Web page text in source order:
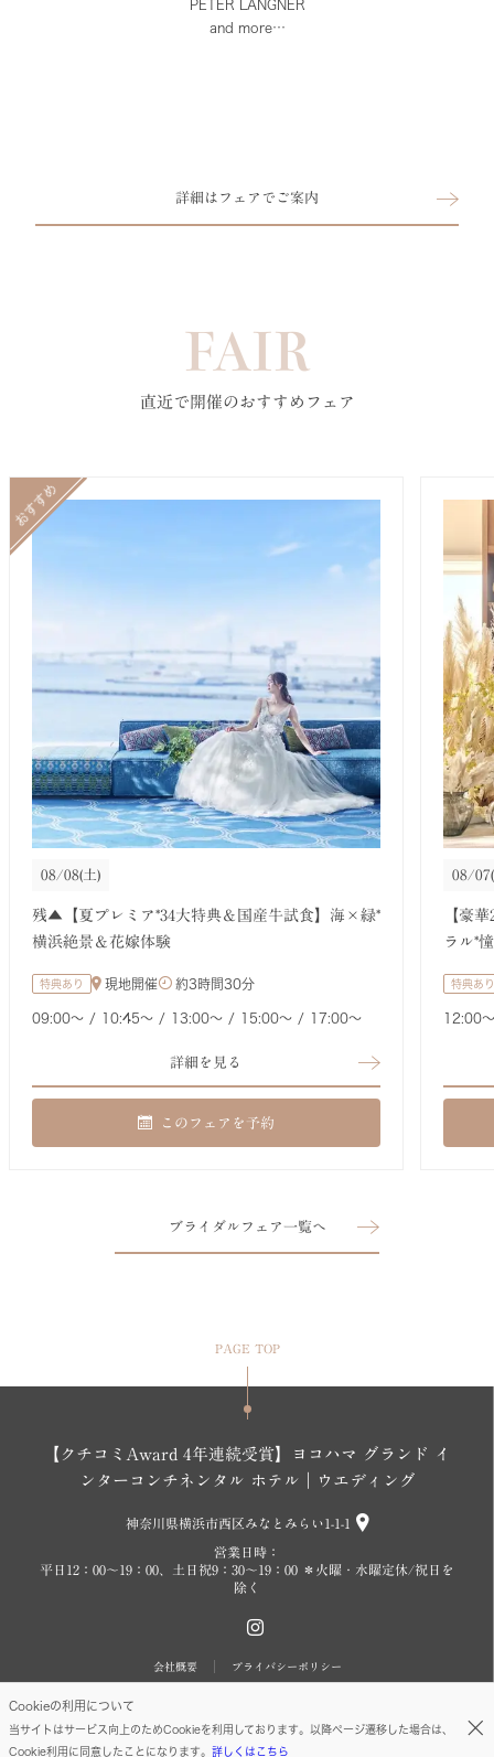
PETER LANGNER
and more…
詳細はフェアでご案内
FAIR
直近で開催のおすすめフェア
08/08(土)
残▲【夏プレミア*34大特典＆国産牛試食】海×緑*
横浜絶景＆花嫁体験
特典あり 現地開催 約3時間30分
09:00〜 10:45〜 13:00〜 15:00〜 17:00〜
詳細を見る
このフェアを予約
08/07
【豪
ラル*
特典あり
12:00〜
ブライダルフェア一覧へ
Cookieの利用について
当サイトはサービス向上のためCookieを利用しております。以降ページ遷移した場合は、
Cookie利用に同意したことになります。 詳しくはこちら
PAGE TOP
【クチコミAward 4年連続受賞】ヨコハマ グランド イ
ンターコンチネンタル ホテル｜ウエディング
神奈川県横浜市西区みなとみらい1-1-1
営業日時：
平日12：00～19：00、土日祝9：30～19：00 ＊火曜・水曜定休/祝日を
除く
会社概要 プライバシーポリシー
Copyright©2026 InterContinental Yokohama Grand